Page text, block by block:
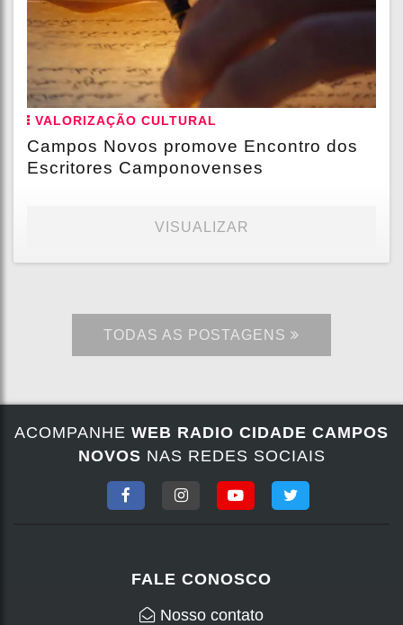
VALORIZAÇÃO CULTURAL
Campos Novos promove Encontro dos
Escritores Camponovenses
VISUALIZAR
TODAS AS POSTAGENS
ACOMPANHE WEB RADIO CIDADE CAMPOS
NOVOS NAS REDES SOCIAIS
FALE CONOSCO
Nosso contato